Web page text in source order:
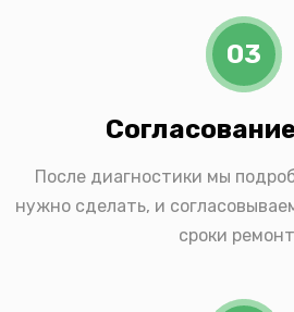
03
После диагностики мы
нужно сделать, и
сроки